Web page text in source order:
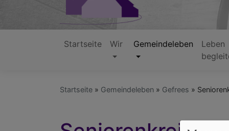
Hauptnavigation
Startseite Wir Gemeindeleben
Leben
Startseite Gemeindeleben Gefrees